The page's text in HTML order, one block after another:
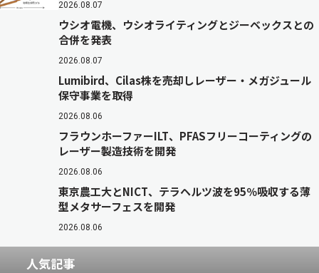
2026.08.07
ウシオ電機、ウシオライティングとジーベックスとの
合併を発表
2026.08.07
Lumibird、Cilas株を売却しレーザー・メガジュール
保守事業を取得
2026.08.06
フラウンホーファーILT、PFASフリーコーティングの
レーザー製造技術を開発
2026.08.06
東京農工大とNICT、テラヘルツ波を95％吸収する薄
型メタサーフェスを開発
2026.08.06
人気記事